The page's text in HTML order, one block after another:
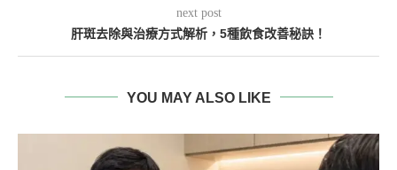
next post
肝斑去除與治療方式解析，5種飲食改善秘訣！
YOU MAY ALSO LIKE